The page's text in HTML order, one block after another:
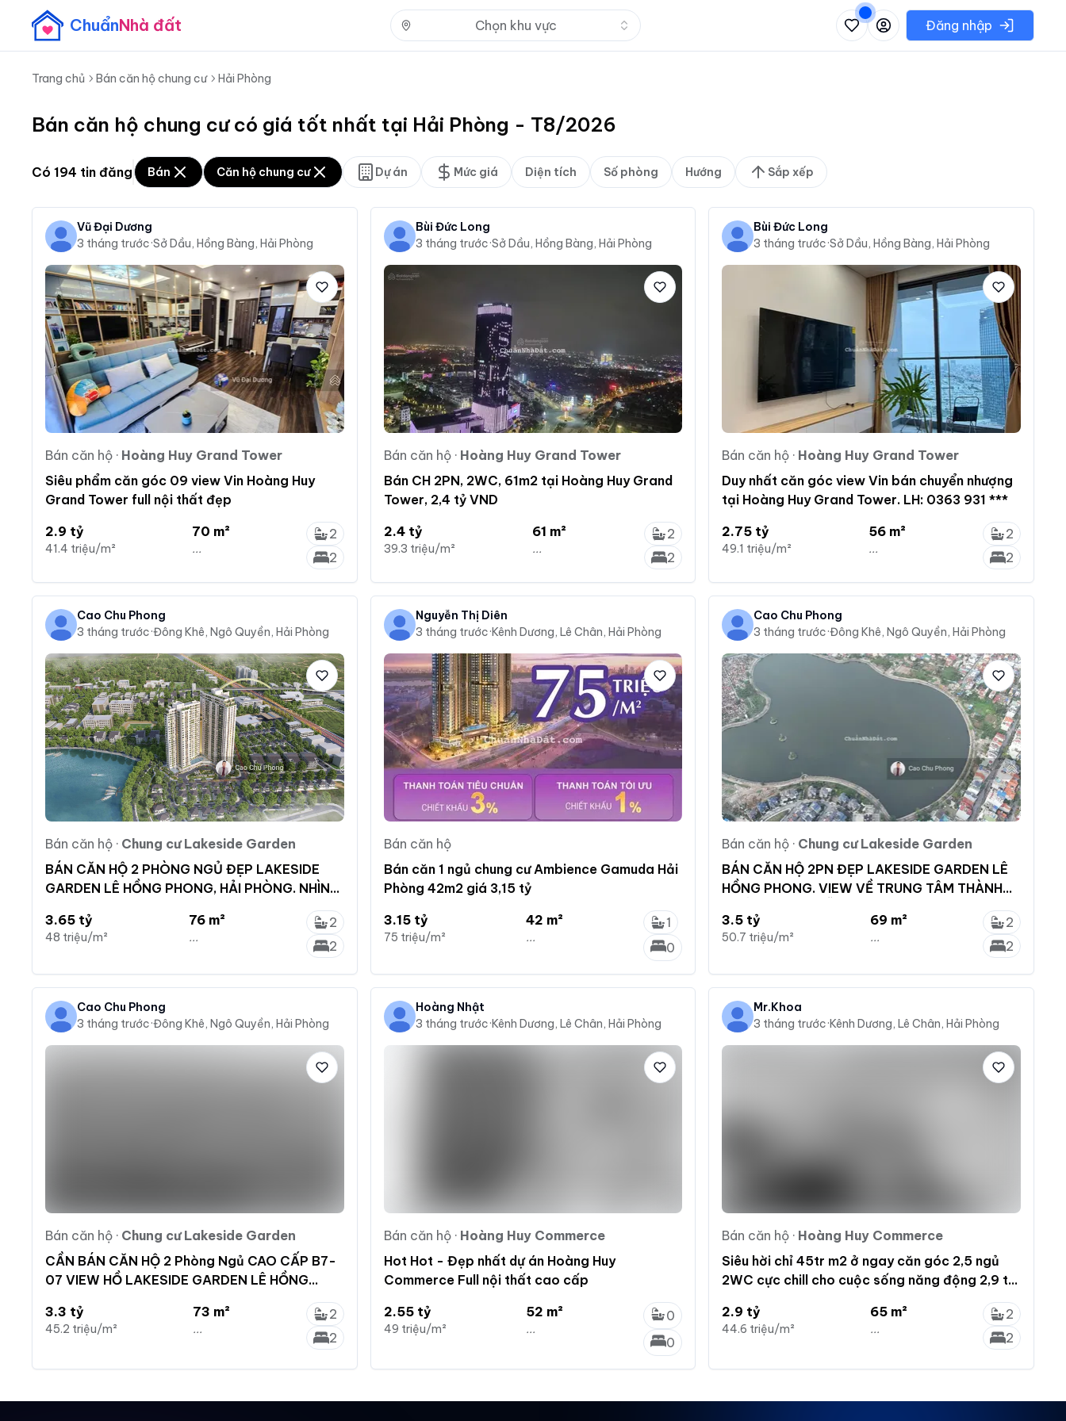
ChuẩnNhà đất Chọn khu vực Nhấn để mở danh sách các khu vực có thể chọnĐăng nhập
Trang chủ Bán căn hộ chung cư Hải Phòng
Bán căn hộ chung cư có giá tốt nhất tại Hải Phòng - T8/2026
Có 194 tin đăng Bán Căn hộ chung cư Dự án Mức giá Diện tích Số phòng Hướng Sắp xếp
Vũ Đại Dương
3 tháng trước·Sở Dầu, Hồng Bàng, Hải Phòng
Bán căn hộ · Hoàng Huy Grand Tower
Siêu phẩm căn góc 09 view Vin Hoàng Huy
Grand Tower full nội thất đẹp
2.9 tỷ
41.4 triệu/m²
70 m²
...
2
2
Bùi Đức Long
3 tháng trước·Sở Dầu, Hồng Bàng, Hải Phòng
Bán căn hộ· Hoàng Huy Grand Tower
Bán CH 2PN, 2WC, 61m2 tại Hoàng Huy Grand
Tower, 2,4 tỷ VND
2.4 tỷ
39.3 triệu/m²
61 m²
...
2
2
Bùi Đức Long
3 tháng trước·Sở Dầu, Hồng Bàng, Hải Phòng
Bán căn hộ · Hoàng Huy Grand Tower
Duy nhất căn góc view Vin bán chuyển nhượng
tại Hoàng Huy Grand Tower. LH: 0363 931 ***
2.75 tỷ
49.1 triệu/m²
56 m²
...
2
2
Cao Chu Phong
3 tháng trước·Đông Khê, Ngô Quyền, Hải Phòng
Bán căn hộ · Chung cư Lakeside Garden
BÁN CĂN HỘ 2 PHÒNG NGỦ ĐẸP LAKESIDE
GARDEN LÊ HỒNG PHONG, HẢI PHÒNG. NHÌN
3.65 tỷ
48 triệu/m²
76 m²
...
2
2
Nguyễn Thị Diên
3 tháng trước·Kênh Dương, Lê Chân, Hải Phòng
Bán căn hộ
Bán căn 1 ngủ chung cư Ambience Gamuda Hải
Phòng 42m2 giá 3,15 tỷ
3.15 tỷ
75 triệu/m²
42 m²
...
1
0
Cao Chu Phong
3 tháng trước·Đông Khê, Ngô Quyền, Hải Phòng
Bán căn hộ · Chung cư Lakeside Garden
BÁN CĂN HỘ 2PN ĐẸP LAKESIDE GARDEN LÊ
HỒNG PHONG. VIEW VỀ TRUNG TÂM THÀNH
3.5 tỷ
50.7 triệu/m²
69 m²
...
2
2
Cao Chu Phong
3 tháng trước·Đông Khê, Ngô Quyền, Hải Phòng
Bán căn hộ · Chung cư Lakeside Garden
CẦN BÁN CĂN HỘ 2 Phòng Ngủ CAO CẤP B7-
07 VIEW HỒ LAKESIDE GARDEN LÊ HỒNG
3.3 tỷ
45.2 triệu/m²
73 m²
...
2
2
Hoàng Nhật
3 tháng trước·Kênh Dương, Lê Chân, Hải Phòng
Bán căn hộ· Hoàng Huy Commerce
Hot Hot - Đẹp nhất dự án Hoàng Huy
Commerce Full nội thất cao cấp
2.55 tỷ
49 triệu/m²
52 m²
...
0
0
Mr.Khoa
3 tháng trước·Kênh Dương, Lê Chân, Hải Phòng
Bán căn hộ · Hoàng Huy Commerce
Siêu hời chỉ 45tr m2 ở ngay căn góc 2,5 ngủ
2WC cực chill cho cuộc sống năng động 2,9 tỷ,
2.9 tỷ
44.6 triệu/m²
65 m²
...
2
2